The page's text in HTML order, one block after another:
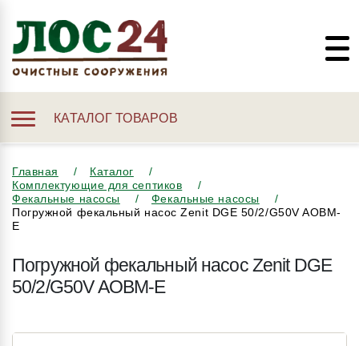
КАТАЛОГ ТОВАРОВ
Главная
Каталог
Комплектующие для септиков
Фекальные насосы
Фекальные насосы
Погружной фекальный насос Zenit DGE 50/2/G50V AOBM-
E
Погружной фекальный насос Zenit DGE
50/2/G50V AOBM-E